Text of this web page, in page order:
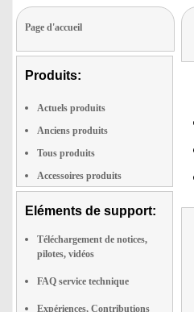
Page d'accueil
Produits:
Actuels produits
Anciens produits
Tous produits
Accessoires produits
Eléments de support:
Téléchargement de notices,
pilotes, vidéos
FAQ service technique
Expériences, Contributions